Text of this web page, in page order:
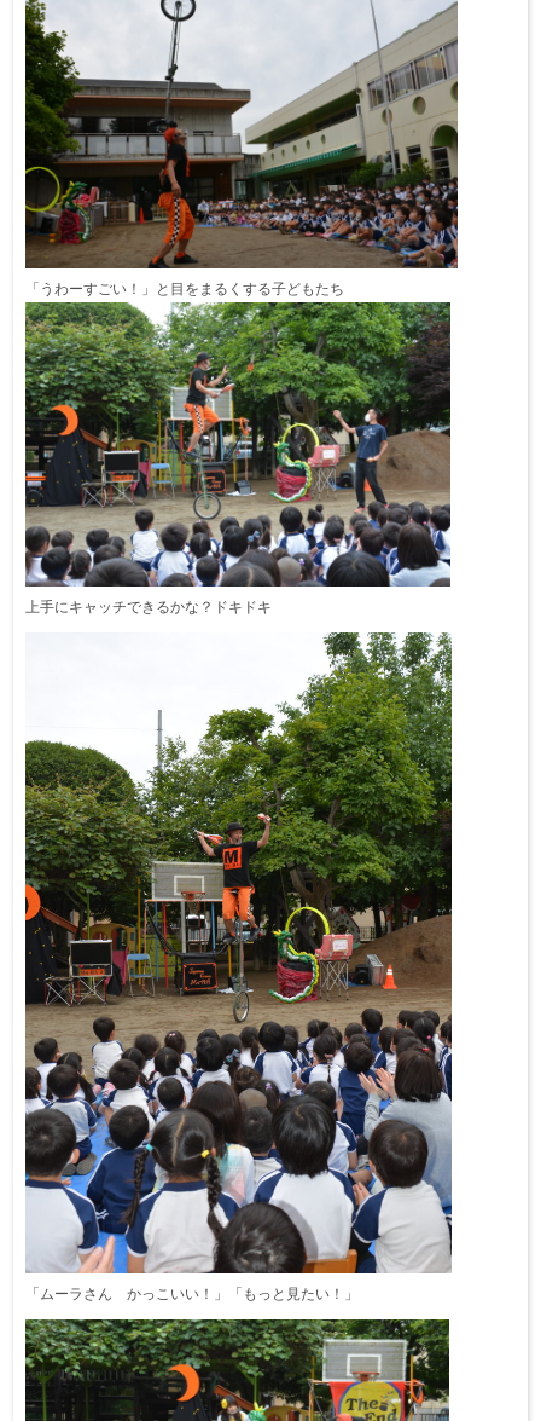
「うわーすごい！」と目をまるくする子どもたち
上手にキャッチできるかな？ドキドキ
「ムーラさん かっこいい！」「もっと見たい！」